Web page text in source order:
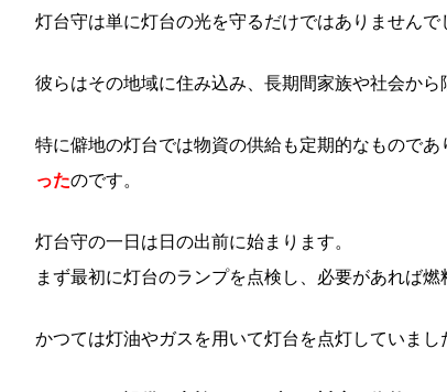
灯台守は単に灯台の光を守るだけではありませんで
彼らはその地域に住み込み、長期間家族や社会か
特に僻地の灯台では物資の供給も定期的なものであ
ったのです。
灯台守の一日は日の出前に始まります。
まず最初に灯台のランプを点検し、必要があれば燃
かつては灯油やガスを用いて灯台を点灯していまし